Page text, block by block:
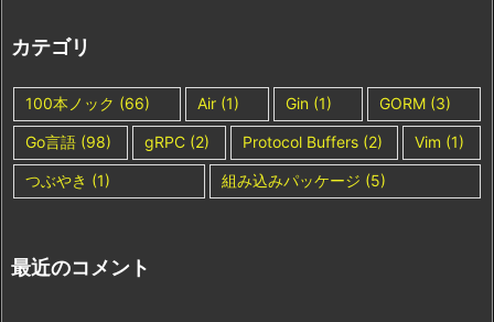
カテゴリ
100本ノック (66) Air(1) Gin (1) GORM(3)
Go言語 (98) gRPC(2) Protocol Buffers(2) Vim (1)
つぶやき (1) 組み込みパッケージ (5)
最近のコメント